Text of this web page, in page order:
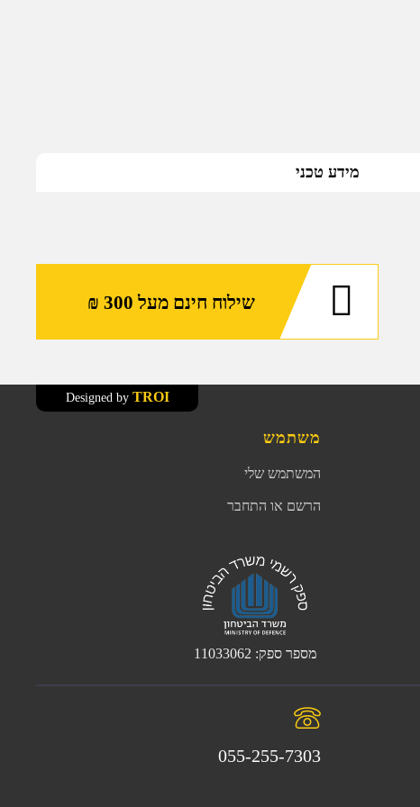
מידע טכני
שילוח חינם מעל 300 ₪
TROI
Designed by
משתמש
המשתמש שלי
הרשם או התחבר
מספר ספק: 11033062
055-255-7303